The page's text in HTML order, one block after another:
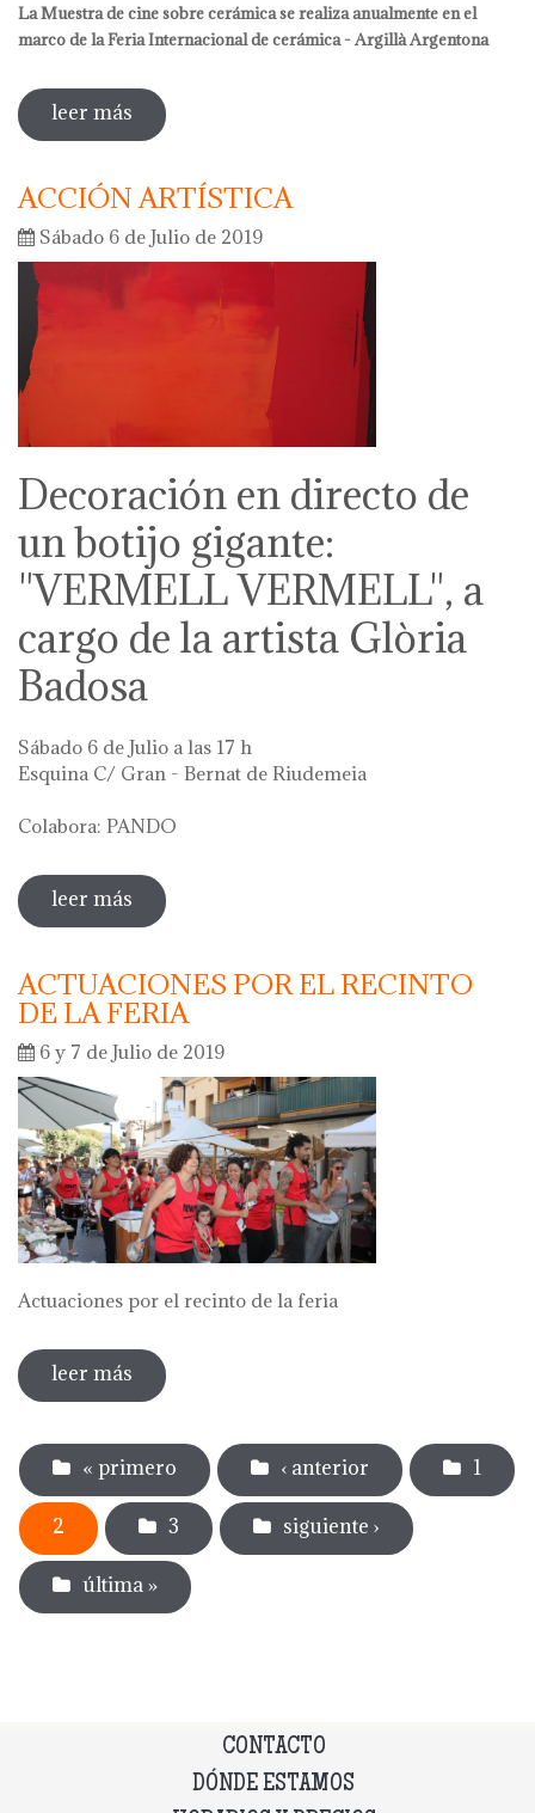
La Muestra de cine sobre cerámica se realiza anualmente en el
marco de la Feria Internacional de cerámica - Argillà Argentona
leer más sobre muestra de cine sobre cerámica
2019
ACCIÓN ARTÍSTICA
Sábado 6 de Julio de 2019
Decoración en directo de
un botijo gigante:
"VERMELL VERMELL", a
cargo de la artista Glòria
Badosa
Sábado 6 de Julio a las 17 h
Esquina C/ Gran - Bernat de Riudemeia
Colabora: PANDO
leer más sobre acción artística
ACTUACIONES POR EL RECINTO
DE LA FERIA
6 y 7 de Julio de 2019
Actuaciones por el recinto de la feria
leer más sobre actuaciones por el recinto de la
feria
Páginas
« primero ‹ anterior 1
2 3 siguiente ›
última »
CONTACTO
DÓNDE ESTAMOS